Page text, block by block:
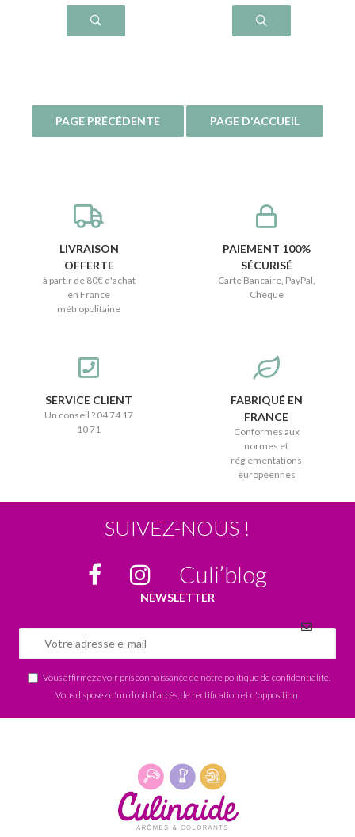
LIVRAISON
OFFERTE
à partir de 80€ d'achat
en France
métropolitaine
PAIEMENT 100%
SÉCURISÉ
Carte Bancaire, PayPal,
Chèque
SERVICE CLIENT
Un conseil ? 04 74 17
10 71
FABRIQUÉ EN
FRANCE
Conformes aux
normes et
réglementations
européennes
SUIVEZ-NOUS !
Culi’blog
NEWSLETTER
Vous affirmez avoir pris connaissance de notre politique de confidentialité
Vous disposez d'un droit d'accès, de rectification et d'opposition.